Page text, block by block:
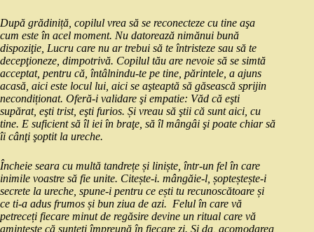
După grădiniță, copilul vrea să se reconecteze cu tine aşa
cum este în acel moment. Nu datorează nimănui bună
dispoziţie, Lucru care nu ar trebui să te întristeze sau să te
decepţioneze, dimpotrivă. Copilul tău are nevoie să se simtă
acceptat, pentru că, întâlnindu‑te pe tine, părintele, a ajuns
acasă, aici este locul lui, aici se aşteaptă să găsească sprijin
necondiționat. Oferă‑i validare şi empatie: Văd că eşti
supărat, eşti trist, eşti furios. Și vreau să ştii că sunt aici, cu
tine. E suficient să îl iei în braţe, să îl mângâi şi poate chiar să
îi cânţi şoptit la ureche.
Încheie seara cu multă tandrețe și liniște, într-un fel în care
inimile voastre să fie unite. Citește-i. mângăie-l, șopteștește-i
secrete la ureche, spune-i pentru ce ești tu recunoscătoare și
ce ti-a adus frumos și bun ziua de azi. Felul în care vă
petreceți fiecare minut de regăsire devine un ritual care vă
amintește că sunteți împreună în fiecare zi. Și da, acomodarea